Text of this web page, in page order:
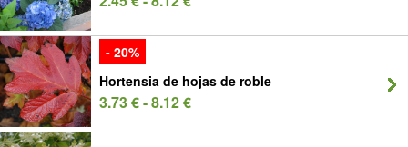
- 20%
Hortensia de hojas de roble
3.73 € - 8.12 €